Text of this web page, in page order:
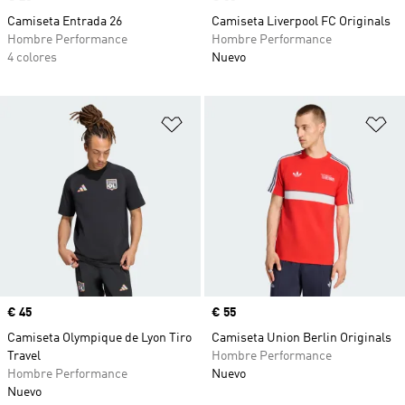
Camiseta Entrada 26
Hombre Performance
4 colores
Camiseta Liverpool FC Originals
Hombre Performance
Nuevo
Añadir a la lista de deseos
Precio
€ 45
Camiseta Olympique de Lyon Tiro
Travel
Hombre Performance
Nuevo
Precio
€ 55
Camiseta Union Berlin Originals
Hombre Performance
Nuevo